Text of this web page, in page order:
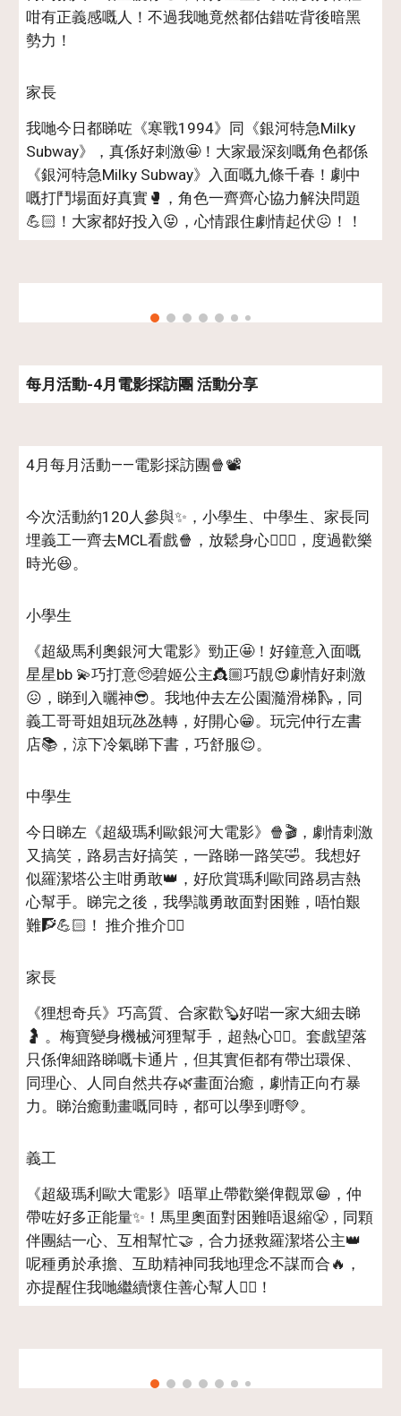
咁有正義感嘅人！不過我哋竟然都估錯咗背後暗黑
勢力！
家長
我哋今日都睇咗《寒戰1994》同《銀河特急Milky
Subway》，真係好刺激🤩！大家最深刻嘅角色都係
《銀河特急Milky Subway》入面嘅九條千春！劇中
嘅打鬥場面好真實🥊，角色一齊齊心協力解決問題
💪🏻！大家都好投入😝，心情跟住劇情起伏😖！！
每月活動-4月電影採訪團 活動分享
4月每月活動——電影採訪團🍿📽️
今次活動約120人參與✨，小學生、中學生、家長同
埋義工一齊去MCL看戲🍿，放鬆身心💆🏻‍♀️，度過歡樂
時光😆。
小學生
《超級馬利奧銀河大電影》勁正🤩！好鐘意入面嘅
星星bb 💫巧打意🥺碧姬公主👸🏼巧靚😍劇情好刺激
😖，睇到入曬神😎。我地仲去左公園瀡滑梯🛝，同
義工哥哥姐姐玩氹氹轉，好開心😁。玩完仲行左書
店📚，涼下冷氣睇下書，巧舒服😌。
中學生
今日睇左《超級瑪利歐銀河大電影》🍿🎬，劇情刺激
又搞笑，路易吉好搞笑，一路睇一路笑🤣。我想好
似羅潔塔公主咁勇敢👑，好欣賞瑪利歐同路易吉熱
心幫手。睇完之後，我學識勇敢面對困難，唔怕艱
難🧗💪🏻！ 推介推介👍🏻
家長
《狸想奇兵》巧高質、合家歡🦫好啱一家大細去睇
🤰 。梅寶變身機械河狸幫手，超熱心❤️‍🔥。套戲望落
只係俾細路睇嘅卡通片，但其實佢都有帶岀環保、
同理心、人同自然共存🌿畫面治癒，劇情正向冇暴
力。睇治癒動畫嘅同時，都可以學到嘢💚。
義工
《超級瑪利歐大電影》唔單止帶歡樂俾觀眾😁，仲
帶咗好多正能量✨！馬里奧面對困難唔退縮😤，同顆
伴團結一心、互相幫忙🤝，合力拯救羅潔塔公主👑
呢種勇於承擔、互助精神同我地理念不謀而合🔥，
亦提醒住我哋繼續懷住善心幫人❤️‍🔥！